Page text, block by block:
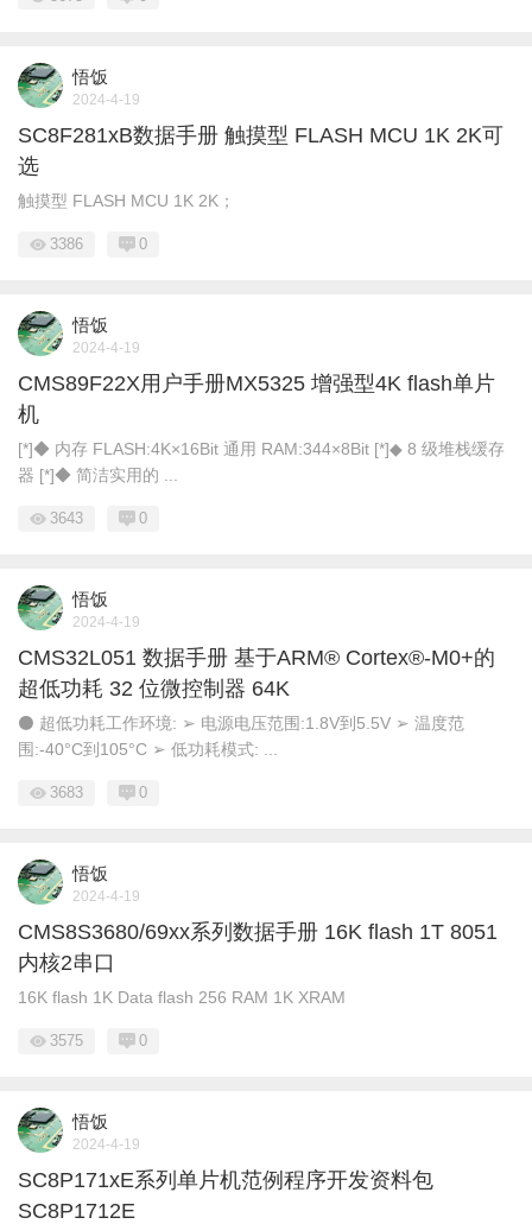
悟饭
2024-4-19
SC8F281xB数据手册 触摸型 FLASH MCU 1K 2K可
选
触摸型 FLASH MCU 1K 2K；
3386 0
悟饭
2024-4-19
CMS89F22X用户手册MX5325 增强型4K flash单片
机
[*]◆ 内存 FLASH:4K×16Bit 通用 RAM:344×8Bit [*]◆ 8 级堆栈缓存
器 [*]◆ 简洁实用的 ...
3643 0
悟饭
2024-4-19
CMS32L051 数据手册 基于ARM® Cortex®-M0+的
超低功耗 32 位微控制器 64K
⚫ 超低功耗工作环境: ➢ 电源电压范围:1.8V到5.5V ➢ 温度范
围:-40°C到105°C ➢ 低功耗模式: ...
3683 0
悟饭
2024-4-19
CMS8S3680/69xx系列数据手册 16K flash 1T 8051
内核2串口
16K flash 1K Data flash 256 RAM 1K XRAM
3575 0
悟饭
2024-4-19
SC8P171xE系列单片机范例程序开发资料包
SC8P1712E